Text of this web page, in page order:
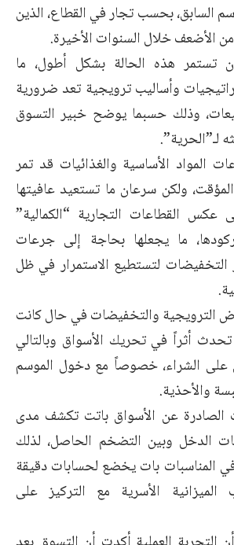
السابق، بحسب تجار في القطاع، الذين
الأضعف خلال السنوات الأخيرة.
تستمر هذه الحالة بشكل أطول، ما
وأساليب ترويجية تعد ضرورية
وذلك حسبما يوضح خبير التسوق
لـ”الحرية”.
المواد الأساسية والغذائيات قد تمر
ولكن سرعان ما تستعيد عافيتها
عكس القطاعات التجارية “الكمالية”
ما يجعلها بحاجة إلى جرعات
التخفيضات لتستطيع الاستمرار في ظل
الترويجية والتخفيضات في حال كانت
أثراً في تحريك الأسواق وبالتالي
على الشراء، خصوصاً مع دخول الموسم
والأحذية.
الصادرة عن الأسواق باتت تكشف مدى
الدخل وبين التضخم الحاصل، لذلك
المناسبات بات يخضع لحسابات دقيقة
الميزانية الأسرية مع التركيز على